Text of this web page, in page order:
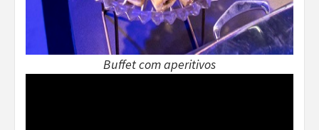
Buffet com aperitivos